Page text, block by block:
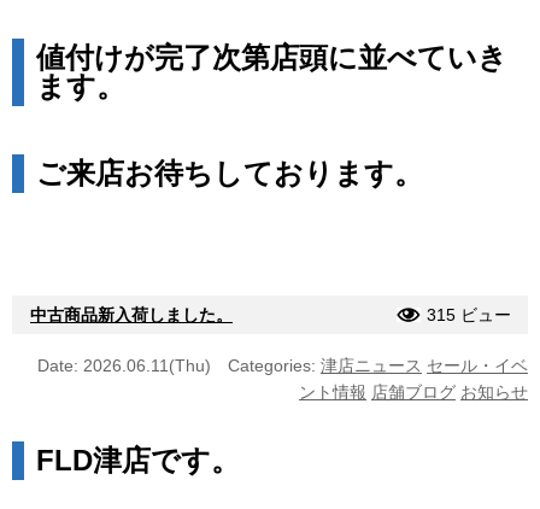
値付けが完了次第店頭に並べていき
ます。
ご来店お待ちしております。
中古商品新入荷しました。 315 ビュー
Date: 2026.06.11(Thu) Categories: 津店ニュース セール・イベ
ント情報 店舗ブログ お知らせ
FLD津店です。